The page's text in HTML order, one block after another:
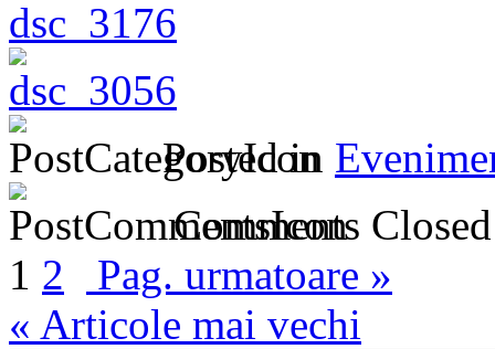
Posted in
Comments Closed
1 2
Pag. urmatoare »
« Articole mai vechi